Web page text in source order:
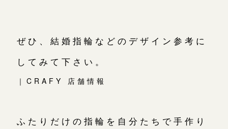
ぜひ、結婚指輪などのデザイン参考に
してみて下さい。
｜CRAFY 店舗情報
ふたりだけの指輪を自分たちで手作り